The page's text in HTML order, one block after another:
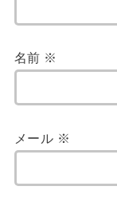
名前 ※
メール ※